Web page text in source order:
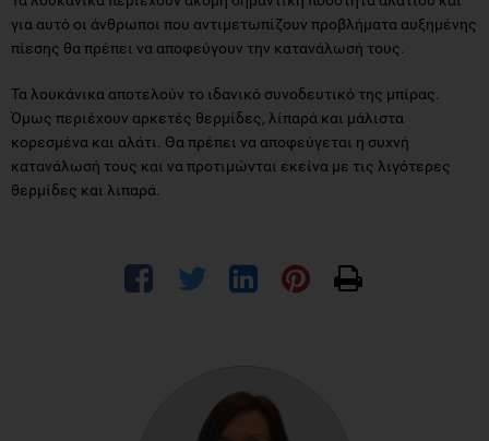
για αυτό οι άνθρωποι που αντιμετωπίζουν προβλήματα αυξημένης
πίεσης θα πρέπει να αποφεύγουν την κατανάλωσή τους.
Τα λουκάνικα αποτελούν το ιδανικό συνοδευτικό της μπίρας.
Όμως περιέχουν αρκετές θερμίδες, λίπαρά και μάλιστα
κορεσμένα και αλάτι. Θα πρέπει να αποφεύγεται η συχνή
κατανάλωσή τους και να προτιμώνται εκείνα με τις λιγότερες
θερμίδες και λιπαρά.